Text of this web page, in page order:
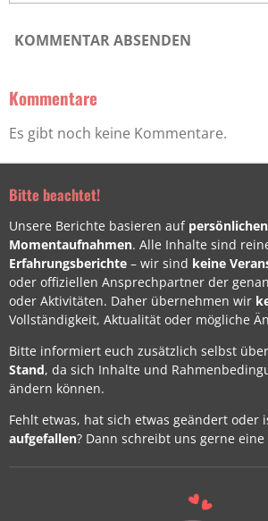
KOMMENTAR ABSENDEN
Kommentare
Es gibt noch keine Kommentare.
Bitte beachtet!
Unsere Berichte basieren auf
Momentaufnahmen. Alle Inhalte sind
Erfahrungsberichte – wir sind keine
oder offiziellen Ansprechpartner der
oder Aktivitäten. Daher übernehmen wir
Vollständigkeit, Aktualität oder mögliche
Bitte informiert euch zusätzlich selbst
Stand, da sich Inhalte und
ändern können.
Fehlt etwas, hat sich etwas geändert oder
aufgefallen? Dann schreibt uns gerne eine